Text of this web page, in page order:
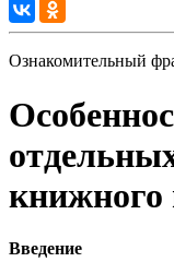
Ознакомительный
книжного
Введение